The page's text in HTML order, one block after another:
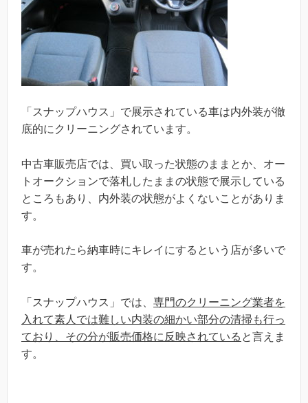
「スナップハウス」で展示されている車は内外装が徹
底的にクリーニングされています。
中古車販売店では、買い取った状態のままとか、オー
トオークションで落札したままの状態で展示している
ところもあり、内外装の状態がよくないことがありま
す。
車が売れたら納車時にキレイにするという店が多いで
す。
「スナップハウス」では、 専門のクリーニング業者を
入れて素人では難しい内装の細かい部分の清掃も行っ
ており、その分が販売価格に反映されている と言えま
す。